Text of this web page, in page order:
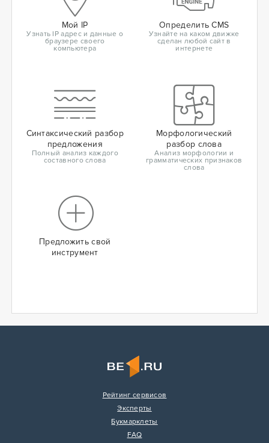
Мой IP
Узнать IP адрес и данные о
браузере своего
компьютера
Определить CMS
Узнайте на каком движке
сделан любой сайт в
интернете
Синтаксический разбор
предложения
Полный анализ каждого
составного слова
Морфологический
разбор слова
Анализ морфологии и
грамматических признаков
слова
Предложить свой
инструмент
Рейтинг сервисов
Эксперты
Букмарклеты
FAQ